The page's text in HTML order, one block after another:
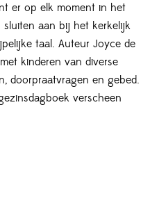
er op elk moment in het
sluiten aan bij het kerkelijk
taal. Auteur Joyce de
kinderen van diverse
doorpraatvragen en gebed.
verscheen